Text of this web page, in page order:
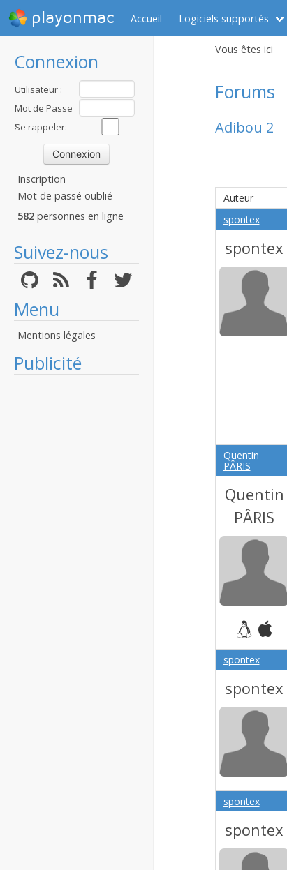
playonmac Accueil Logiciels supportés
Connexion
Utilisateur :
Mot de Passe
:Se rappeler:
Inscription
Mot de passé oublié
582 personnes en ligne
Suivez-nous
Menu
Mentions légales
Publicité
Vous êtes ici
Forums
Adibou 2
Auteur
spontex
spontex
Quentin
PÂRIS
Quentin
PÂRIS
spontex
spontex
spontex
spontex